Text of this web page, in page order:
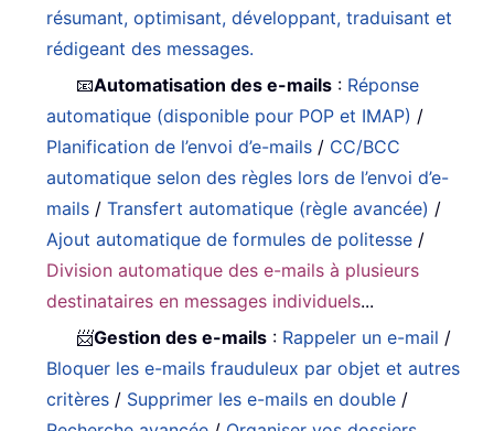
résumant, optimisant, développant, traduisant et
rédigeant des messages.
📧Automatisation des e-mails : Réponse
automatique (disponible pour POP et IMAP) /
Planification de l’envoi d’e-mails / CC/BCC
automatique selon des règles lors de l’envoi d’e-
mails /Transfert automatique (règle avancée) /
Ajout automatique de formules de politesse /
Division automatique des e-mails à plusieurs
destinataires en messages individuels...
📨Gestion des e-mails : Rappeler un e-mail /
Bloquer les e-mails frauduleux par objet et autres
critères / Supprimer les e-mails en double /